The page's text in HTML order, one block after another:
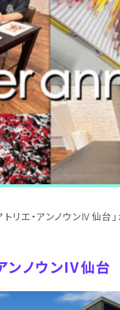
トリエ・アンノウンⅣ仙
ンノウンIV仙台